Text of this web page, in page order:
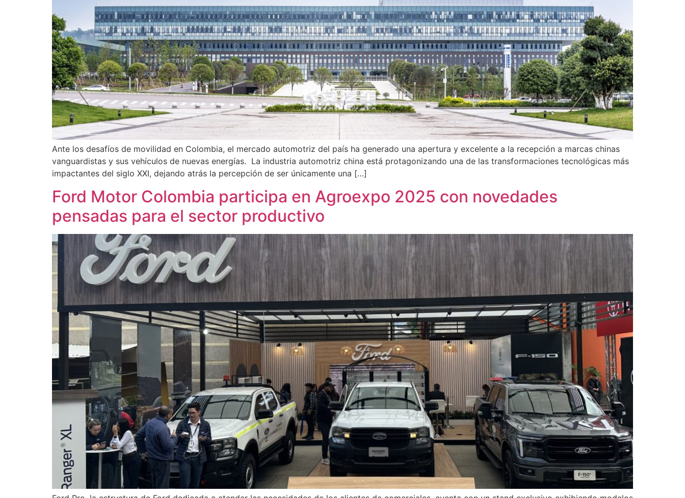
Ante los desafíos de movilidad en Colombia, el mercado automotriz del país ha generado una apertura y excelente a la recepción a marcas chinas
vanguardistas y sus vehículos de nuevas energías. La industria automotriz china está protagonizando una de las transformaciones tecnológicas más
impactantes del siglo XXI, dejando atrás la percepción de ser únicamente una […]
Ford Motor Colombia participa en Agroexpo 2025 con novedades
pensadas para el sector productivo